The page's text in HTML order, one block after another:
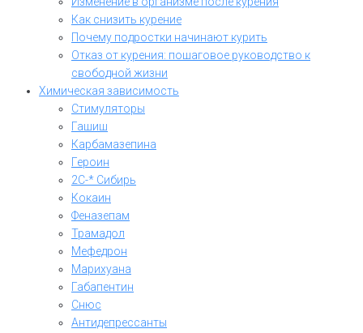
Как снизить курение
Почему подростки начинают курить
Отказ от курения: пошаговое руководство к
свободной жизни
Химическая зависимость
Стимуляторы
Гашиш
Карбамазепина
Героин
2C-* Сибирь
Кокаин
Феназепам
Трамадол
Мефедрон
Марихуана
Габапентин
Снюс
Антидепрессанты